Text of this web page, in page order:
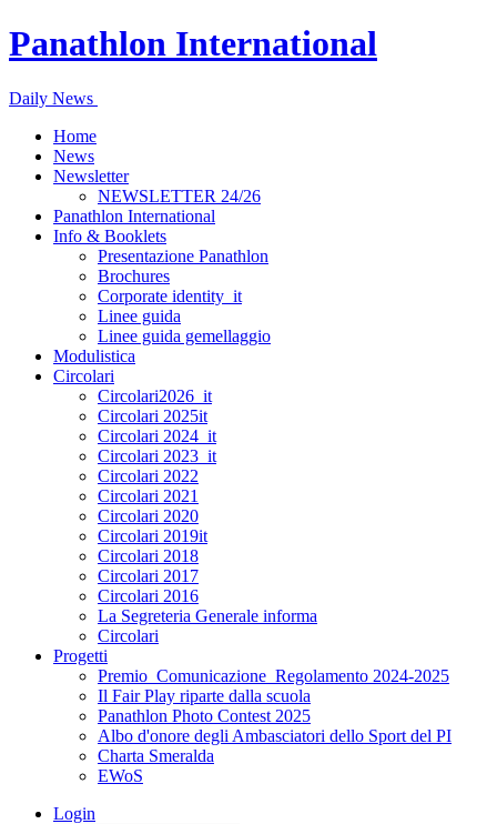
Panathlon International
Daily News
Home
News
Newsletter
NEWSLETTER 24/26
Panathlon International
Info & Booklets
Presentazione Panathlon
Brochures
Corporate identity_it
Linee guida
Linee guida gemellaggio
Modulistica
Circolari
Circolari2026_it
Circolari 2025it
Circolari 2024_it
Circolari 2023_it
Circolari 2022
Circolari 2021
Circolari 2020
Circolari 2019it
Circolari 2018
Circolari 2017
Circolari 2016
La Segreteria Generale informa
Circolari
Progetti
Premio_Comunicazione_Regolamento 2024-2025
Il Fair Play riparte dalla scuola
Panathlon Photo Contest 2025
Albo d'onore degli Ambasciatori dello Sport del PI
Charta Smeralda
EWoS
Login